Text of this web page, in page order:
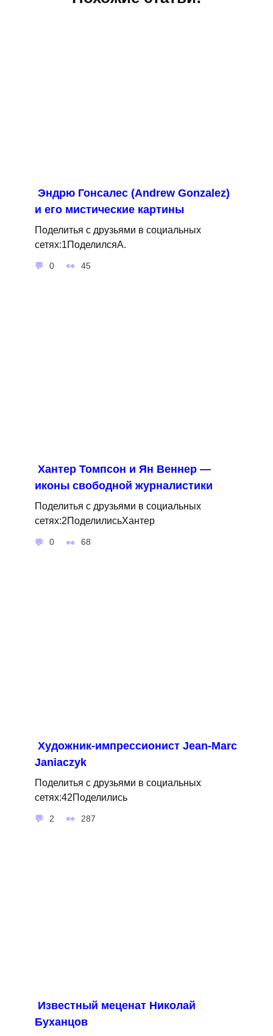
Эндрю Гонсалес (Andrew Gonzalez)
и его мистические картины
Поделитья с друзьями в социальных
сетях:1ПоделилсяA.
0 45
Хантер Томпсон и Ян Веннер —
иконы свободной журналистики
Поделитья с друзьями в социальных
сетях:2ПоделилисьХантер
0 68
Художник-импрессионист Jean-Marc
Janiaczyk
Поделитья с друзьями в социальных
сетях:42Поделились
2 287
Известный меценат Николай
Буханцов